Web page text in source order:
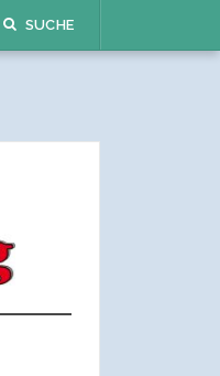
SUCHE